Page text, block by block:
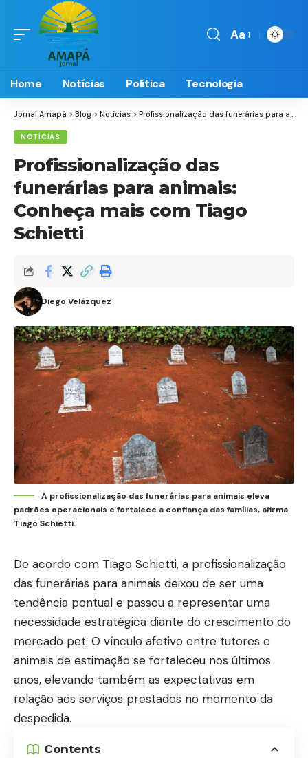
Font
Aa
Home Notícias Política Tecnologia
Jornal Amapá > Blog > Notícias > Profissionalização das funerárias para animais: Conheça mais com Tiago Schietti
NOTÍCIAS
Profissionalização das
funerárias para animais:
Conheça mais com Tiago
Schietti
Diego Velázquez
A profissionalização das funerárias para animais eleva
padrões operacionais e fortalece a confiança das famílias, afirma
Tiago Schietti.
De acordo com Tiago Schietti, a profissionalização
das funerárias para animais deixou de ser uma
tendência pontual e passou a representar uma
necessidade estratégica diante do crescimento do
mercado pet. O vínculo afetivo entre tutores e
animais de estimação se fortaleceu nos últimos
anos, elevando também as expectativas em
relação aos serviços prestados no momento da
despedida.
Contents